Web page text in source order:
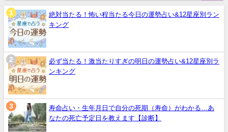
絶対当たる！怖い程当たる今日の運勢占い&12星座別ラン
キング
必ず当たる！激当たりすぎの明日の運勢占い&12星座別ラ
ンキング
寿命占い・生年月日で自分の死期（寿命）がわかる…あ
なたの死亡予定日を教えます【診断】